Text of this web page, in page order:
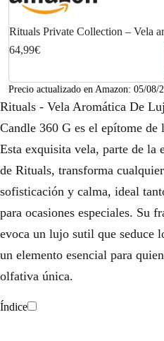
Rituals Private Collection – Vela
12 oz
64,99€
Precio actualizado en Amazon: 05/08/
Rituals - Vela Aromática De
Candle 360 G es el epítome de
Esta exquisita vela, parte de
de Rituals, transforma
sofisticación y calma, ideal
para ocasiones especiales. Su
evoca un lujo sutil que seduce
un elemento esencial para
olfativa única.
Índice